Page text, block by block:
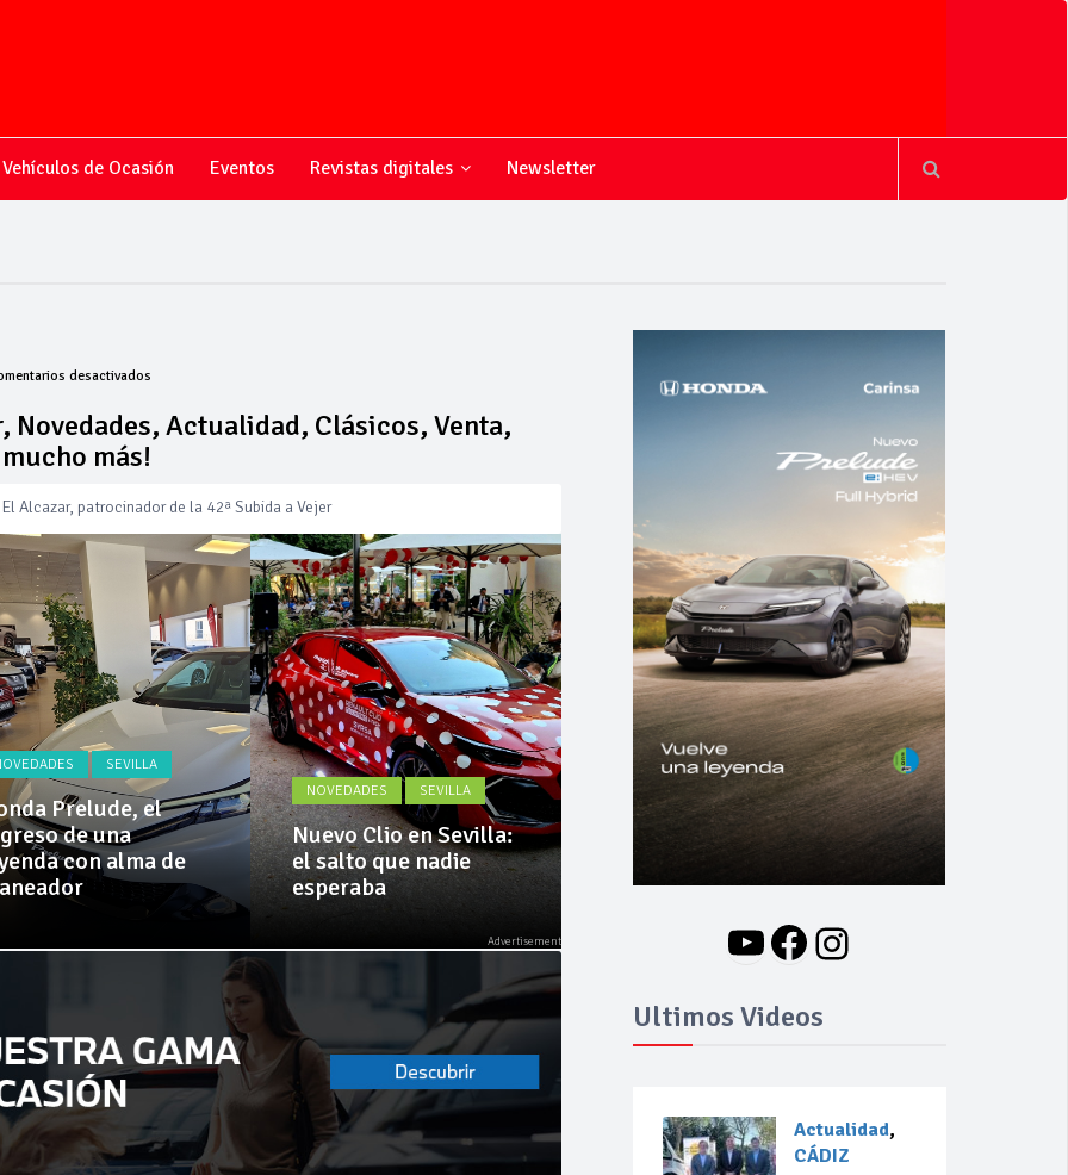
Vehículos de Ocasión Eventos Revistas digitales Newsletter
desactivadosen
sobre
el
motor,
Novedades,
Actualidad,
Clásicos,
Venta,
Pruebas,
Entrevistas,
Vídeos
y
mucho
más!
Novedades, Actualidad, Clásicos, Venta,
más!
Alcazar, patrocinador de la 42ª Subida a Vejer
mejoras en la A381 por Los Barrios
su flota de vehículos de manos de Cadimar
SEVILLA
Prelude, el
de una
con alma de
NOVEDADES SEVILLA
Nuevo Clio en Sevilla:
el salto que nadie
esperaba
NOVEDADES
Nuevo BMW i3: Y
finalmente el Serie 3
se hizo eléctrico
YouTube
Facebook
Instagram
Ultimos Videos
Actualidad,
CÁDIZ